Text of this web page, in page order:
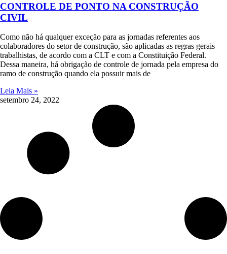
CONTROLE DE PONTO NA CONSTRUÇÃO
CIVIL
Como não há qualquer exceção para as jornadas referentes aos
colaboradores do setor de construção, são aplicadas as regras gerais
trabalhistas, de acordo com a CLT e com a Constituição Federal.
Dessa maneira, há obrigação de controle de jornada pela empresa do
ramo de construção quando ela possuir mais de
Leia Mais »
setembro 24, 2022